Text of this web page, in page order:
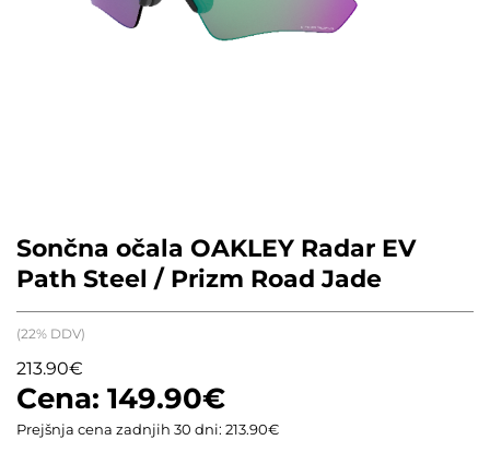
Sončna očala OAKLEY Radar EV
Path Steel / Prizm Road Jade
149.90€
213.90€
(22% DDV)
Prejšnja cena zadnjih 30 dni: 213.90€